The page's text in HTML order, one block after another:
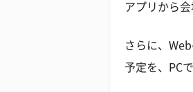
アプリから
さらに、
予定を、PC